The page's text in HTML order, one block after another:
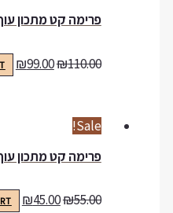
פרימה קט מתכון עוף
₪110.00
₪99.00
Sale!
פרימה קט מתכון עוף
₪55.00
₪45.00